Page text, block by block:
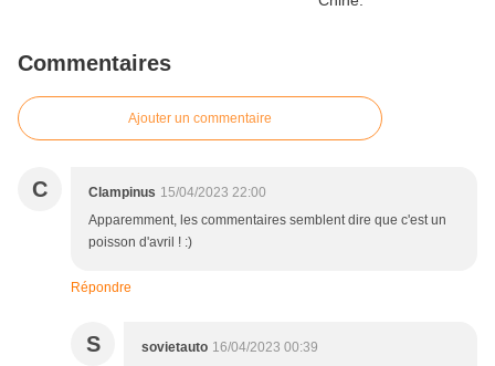
Commentaires
Ajouter un commentaire
C Clampinus 15/04/2023 22:00
Apparemment, les commentaires semblent dire que c'est un
poisson d'avril ! :)
Répondre
S sovietauto 16/04/2023 00:39